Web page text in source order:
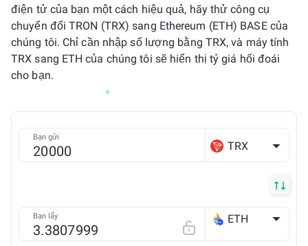
điện tử của bạn một cách hiệu quả, hãy thử công cụ
chuyển đổi TRON (TRX) sang Ethereum (ETH) BASE của
chúng tôi. Chỉ cần nhập số lượng bằng TRX, và máy tính
TRX sang ETH của chúng tôi sẽ hiển thị tỷ giá hối đoái
cho bạn.
Bạn gửi
TRX
Bạn lấy ETH